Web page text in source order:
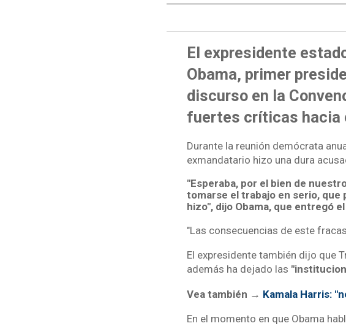
El expresidente
Obama, primer
discurso en la
fuertes críticas hacia
Durante la reunión demócrata
exmandatario hizo una dura
"Esperaba, por el bien de
tomarse el trabajo en serio, que
hizo", dijo Obama, que entregó
"Las consecuencias de este
El expresidente también dijo que
además ha dejado las
Vea también → Kamala Harris:
En el momento en que Obama